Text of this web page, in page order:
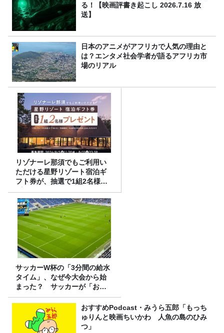
る！【映画評書き起こし 2026.7.16 放
送】
日本のアニメがアフリカで人気の理由と
は？エンタメ社会学者が語るアフリカ市
場のリアル
リゾナーレ那須でもご利用い
ただける星野リゾート宿泊ギ
フト券が、抽選で1組2名様に
プレゼント！
サッカーW杯の「3分間の給水
タイム」、なぜ今大会から始
まった？ サッカーが「お
金」に変わる仕組み
おすすめPodcast・みうら五郎「もっち
ゅりんと映画ちいかわ 人魚の島のひみ
つ」